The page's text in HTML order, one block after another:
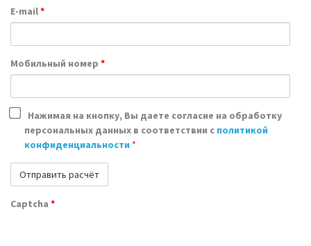
E-mail*
Мобильный номер *
Нажимая на кнопку, Вы даете согласие на обработку
персональных данных в соответствии с политикой
конфиденциальности *
Captcha *